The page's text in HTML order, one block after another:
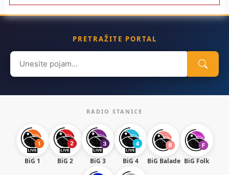
PRETRAŽITE PORTAL
Search
for:
RADIO STANICE
BiG 1 BiG 2 BiG 3 BiG 4 BiG Balade BiG Folk